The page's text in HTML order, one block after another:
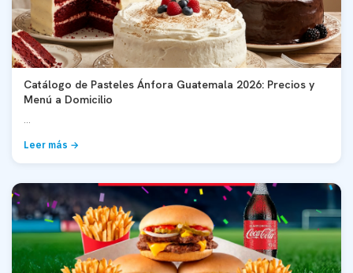
Catálogo de Pasteles Ánfora Guatemala 2026: Precios y
Menú a Domicilio
Leer más →